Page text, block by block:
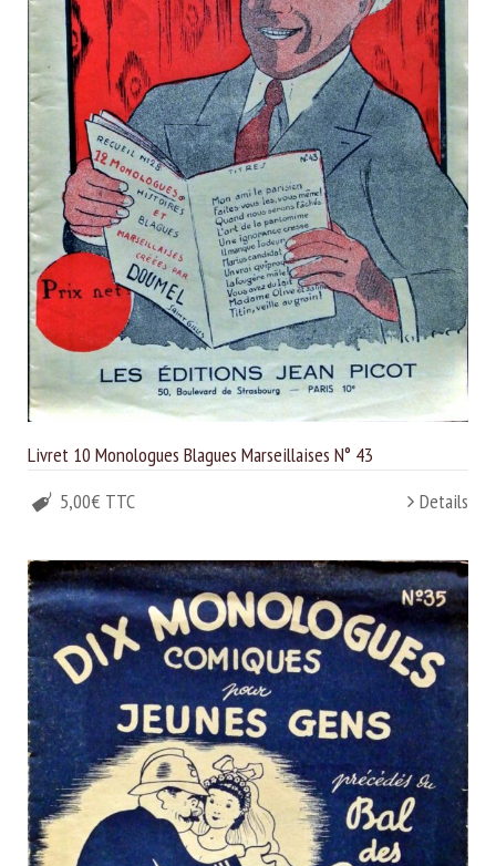
Livret 10 Monologues Blagues Marseillaises N° 43
5,00€ TTC
Details